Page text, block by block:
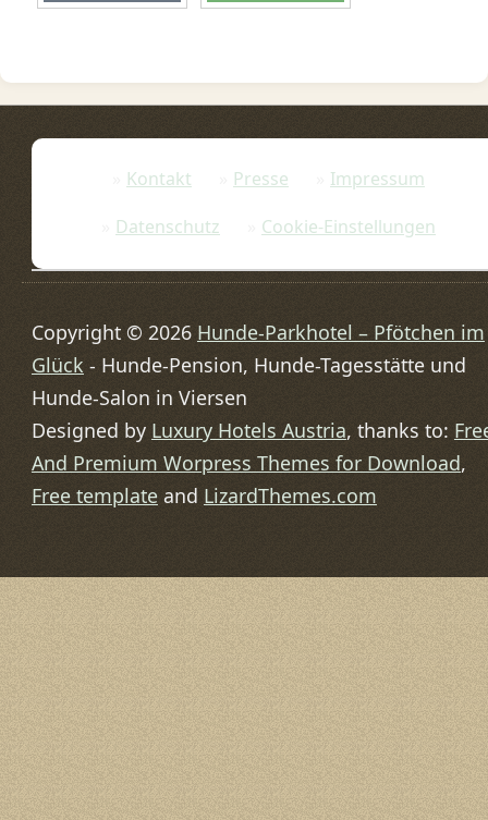
Kontakt Presse
Impressum
Datenschutz
Cookie-Einstellungen
Copyright © 2026 Hunde-Parkhotel – Pfötchen im
Glück - Hunde-Pension, Hunde-Tagesstätte und
Hunde-Salon in Viersen
Designed by Luxury Hotels Austria, thanks to:
And Premium Worpress Themes for Download,
Free templateand LizardThemes.com